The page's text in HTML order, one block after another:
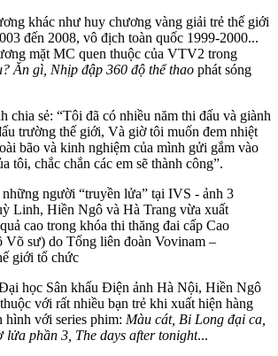
khác như huy chương vàng giải trẻ thế giới
đến 2008, vô địch toàn quốc 1999-2000...
mặt MC quen thuộc của VTV2 trong
Ăn gì, Nhịp đập 360 độ thể thao phát sóng
sẻ: “Tôi đã có nhiều năm thi đấu và giành
trường thế giới, Và giờ tôi muốn đem nhiệt
bão và kinh nghiệm của mình gửi gắm vào
tôi, chắc chắn các em sẽ thành công”.
Linh, Hiền Ngô và Hà Trang vừa xuất
cao trong khóa thi thăng đai cấp Cao
Võ sư) do Tổng liên đoàn Vovinam –
giới tổ chức
học Sân khấu Điện ảnh Hà Nội, Hiền Ngô
với rất nhiều bạn trẻ khi xuất hiện hàng
hình với series phim: Màu cát, Bi Long đại ca,
lửa phần 3, The days after tonight...